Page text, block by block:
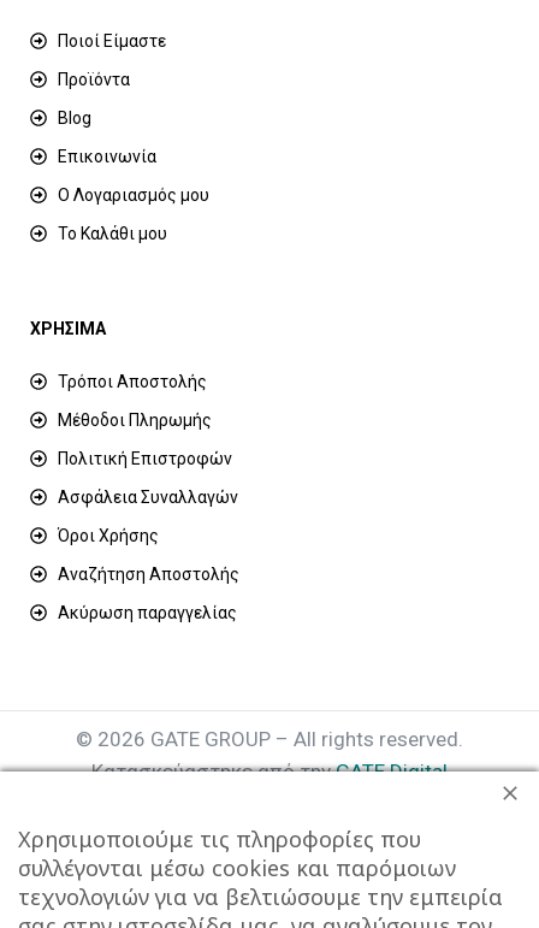
Ποιοί Είμαστε
Προϊόντα
Blog
Επικοινωνία
Ο Λογαριασμός μου
Το Καλάθι μου
ΧΡΗΣΙΜΑ
Τρόποι Αποστολής
Μέθοδοι Πληρωμής
Πολιτική Επιστροφών
Ασφάλεια Συναλλαγών
Όροι Χρήσης
Αναζήτηση Αποστολής
Ακύρωση παραγγελίας
© 2026 GATE GROUP – All rights reserved.
Κατασκεύαστηκε από τηνGATE Digital
Αριθμός Γ.Ε.ΜΗ. : 077935642000
Χρησιμοποιούμε τις πληροφορίες που
συλλέγονται μέσω cookies και παρόμοιων
τεχνολογιών για να βελτιώσουμε την εμπειρία